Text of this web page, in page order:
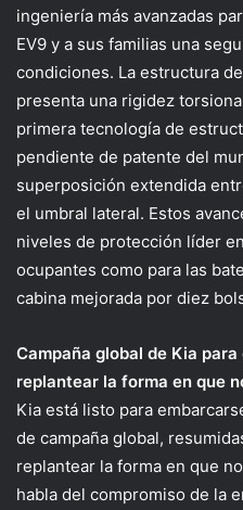
ingeniería más avanzadas
EV9 y a sus familias una
condiciones. La estructura
presenta una rigidez
primera tecnología de
pendiente de patente del
superposición extendida
el umbral lateral. Estos
niveles de protección líder
ocupantes como para las
cabina mejorada por diez
Campaña global de Kia para
replantear la forma en que
Kia está listo para
de campaña global,
replantear la forma en que
habla del compromiso de la